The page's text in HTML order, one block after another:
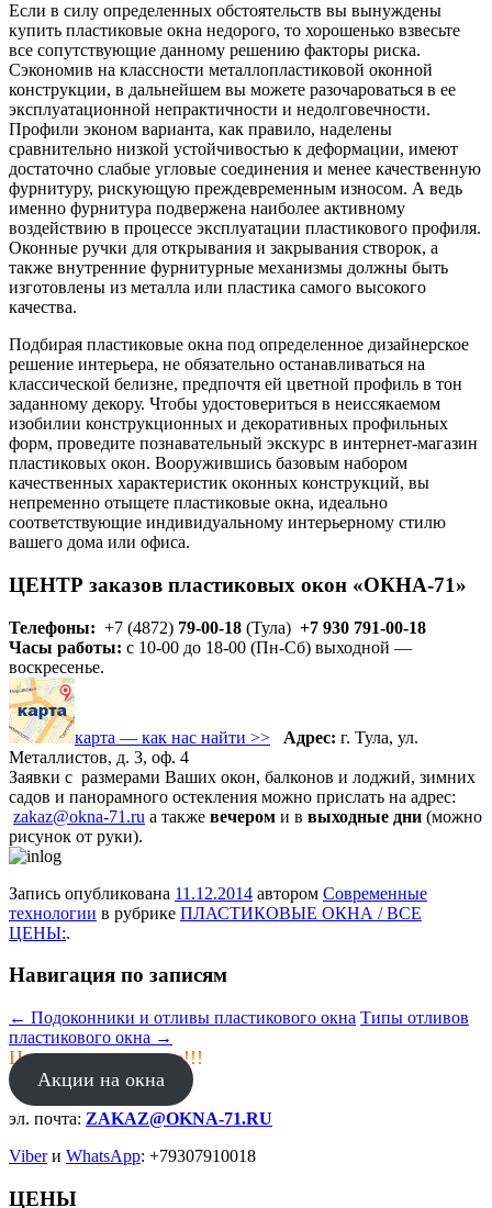
Если в силу определенных обстоятельств вы вынуждены
купить пластиковые окна недорого, то хорошенько взвесьте
все сопутствующие данному решению факторы риска.
Сэкономив на классности металлопластиковой оконной
конструкции, в дальнейшем вы можете разочароваться в ее
эксплуатационной непрактичности и недолговечности.
Профили эконом варианта, как правило, наделены
сравнительно низкой устойчивостью к деформации, имеют
достаточно слабые угловые соединения и менее качественную
фурнитуру, рискующую преждевременным износом. А ведь
именно фурнитура подвержена наиболее активному
воздействию в процессе эксплуатации пластикового профиля.
Оконные ручки для открывания и закрывания створок, а
также внутренние фурнитурные механизмы должны быть
изготовлены из металла или пластика самого высокого
качества.
Подбирая пластиковые окна под определенное дизайнерское
решение интерьера, не обязательно останавливаться на
классической белизне, предпочтя ей цветной профиль в тон
заданному декору. Чтобы удостовериться в неиссякаемом
изобилии конструкционных и декоративных профильных
форм, проведите познавательный экскурс в интернет-магазин
пластиковых окон. Вооружившись базовым набором
качественных характеристик оконных конструкций, вы
непременно отыщете пластиковые окна, идеально
соответствующие индивидуальному интерьерному стилю
вашего дома или офиса.
ЦЕНТР заказов пластиковых окон «ОКНА-71»
Телефоны: +7 (4872) 79-00-18 (Тула) +7 930 791-00-18
Часы работы: с 10-00 до 18-00 (Пн-Сб) выходной —
воскресенье.
карта — как нас найти >> Адрес: г. Тула, ул.
Металлистов, д. 3, оф. 4
Заявки с размерами Ваших окон, балконов и лоджий, зимних
садов и панорамного остекления можно прислать на адрес:
zakaz@okna-71.ru а также вечером и в выходные дни (можно
рисунок от руки).
Запись опубликована 11.12.2014 автором Современные
технологии в рубрике ПЛАСТИКОВЫЕ ОКНА / ВСЕ
ЦЕНЫ:.
Навигация по записям
← Подоконники и отливы пластикового окна Типы отливов
пластикового окна →
Цены в январе ниже!!!
Акции на окна
эл. почта: ZAKAZ@OKNA-71.RU
Viberи WhatsApp: +79307910018
ЦЕНЫ